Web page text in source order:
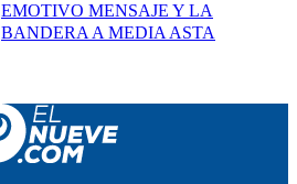
EMOTIVO MENSAJE Y LA
BANDERA A MEDIA ASTA